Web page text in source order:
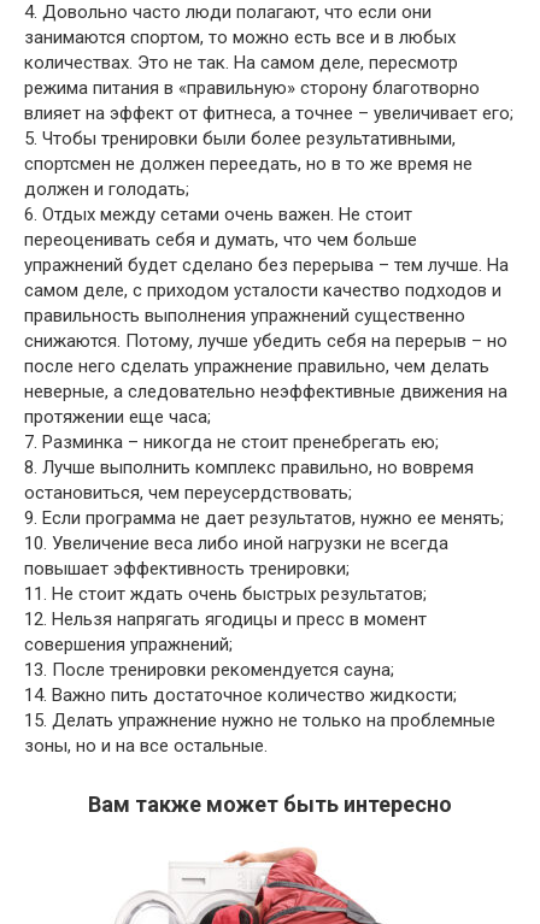
4. Довольно часто люди полагают, что если они
занимаются спортом, то можно есть все и в любых
количествах. Это не так. На самом деле, пересмотр
режима питания в «правильную» сторону благотворно
влияет на эффект от фитнеса, а точнее – увеличивает его;
5. Чтобы тренировки были более результативными,
спортсмен не должен переедать, но в то же время не
должен и голодать;
6. Отдых между сетами очень важен. Не стоит
переоценивать себя и думать, что чем больше
упражнений будет сделано без перерыва – тем лучше. На
самом деле, с приходом усталости качество подходов и
правильность выполнения упражнений существенно
снижаются. Потому, лучше убедить себя на перерыв – но
после него сделать упражнение правильно, чем делать
неверные, а следовательно неэффективные движения на
протяжении еще часа;
7. Разминка – никогда не стоит пренебрегать ею;
8. Лучше выполнить комплекс правильно, но вовремя
остановиться, чем переусердствовать;
9. Если программа не дает результатов, нужно ее менять;
10. Увеличение веса либо иной нагрузки не всегда
повышает эффективность тренировки;
11. Не стоит ждать очень быстрых результатов;
12. Нельзя напрягать ягодицы и пресс в момент
совершения упражнений;
13. После тренировки рекомендуется сауна;
14. Важно пить достаточное количество жидкости;
15. Делать упражнение нужно не только на проблемные
зоны, но и на все остальные.
Вам также может быть интересно